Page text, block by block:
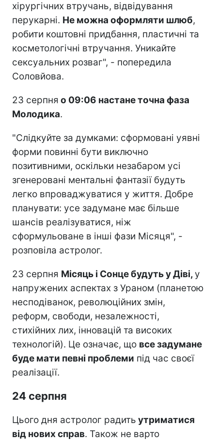
хірургічних втручань, відвідування
перукарні. Не можна оформляти шлюб,
робити коштовні придбання, пластичні та
косметологічні втручання. Уникайте
сексуальних розваг", - попередила
Соловйова.
23 серпня о 09:06 настане точна фаза
Молодика.
"Слідкуйте за думками: сформовані уявні
форми повинні бути виключно
позитивними, оскільки незабаром усі
згенеровані ментальні фантазії будуть
легко впроваджуватися у життя. Добре
планувати: усе задумане має більше
шансів реалізуватися, ніж
сформульоване в інші фази Місяця", -
розповіла астролог.
23 серпня Місяць і Сонце будуть у Діві,у
напружених аспектах з Ураном (планетою
несподіванок, революційних змін,
реформ, свободи, незалежності,
стихійних лих, інновацій та високих
технологій). Це означає, що все задумане
буде мати певні проблеми під час своєї
реалізації.
24 серпня
Цього дня астролог радить утриматися
від нових справ. Також не варто